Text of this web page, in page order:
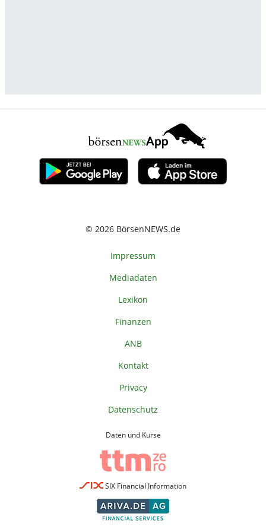
© 2026 BörsenNEWS.de
Impressum
Mediadaten
Lexikon
Finanzen
ANB
Kontakt
Privacy
Datenschutz
Daten und Kurse
SIX Financial Information